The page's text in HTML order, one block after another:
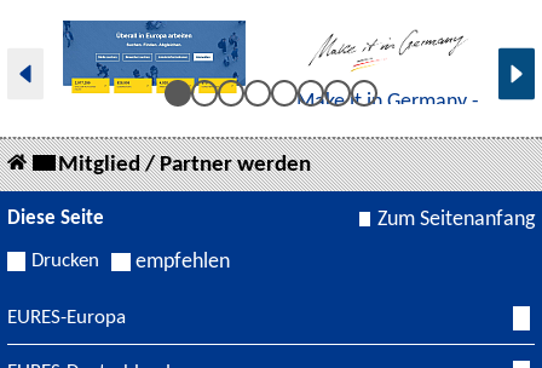
Jobs und Bewerber
finden
Make it in Germany -
dem Ausland
Mitglied / Partner werden
Diese Seite
Drucken empfehlen
Zum Seitenanfang
EURES-Europa